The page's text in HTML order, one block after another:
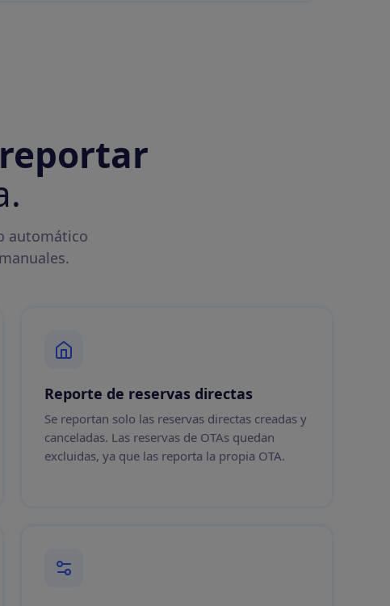
reportar
automático
Reporte de reservas directas
Se reportan solo las reservas directas creadas y
canceladas. Las reservas de OTAs quedan
excluidas, ya que las reporta la propia OTA.